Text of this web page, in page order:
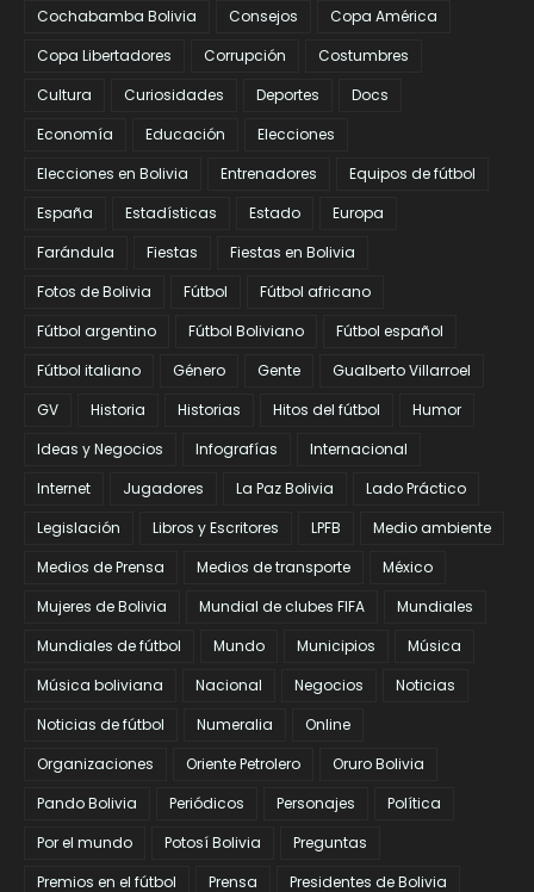
Cochabamba Bolivia
Consejos
Copa América
Copa Libertadores
Corrupción
Costumbres
Cultura
Curiosidades Deportes
Docs
Economía
Educación
Elecciones
Elecciones en Bolivia
Entrenadores
Equipos de fútbol
España
Estadísticas Estado
Europa
Farándula
Fiestas
Fiestas en Bolivia
Fotos de Bolivia
Fútbol
Fútbol africano
Fútbol argentino
Fútbol Boliviano
Fútbol español
Fútbol italiano
Género Gente
Gualberto Villarroel
GV
Historia Historias Hitos del fútbol
Humor
Ideas y Negocios
Infografías
Internacional
Internet
Jugadores La Paz Bolivia
Lado Práctico
Legislación
Libros y Escritores LPFB
Medio ambiente
Medios de Prensa
Medios de transporte
México
Mujeres de Bolivia
Mundial de clubes FIFA
Mundiales
Mundiales de fútbol
Mundo Municipios
Música
Música boliviana
Nacional Negocios
Noticias
Noticias de fútbol
Numeralia
Online
Organizaciones
Oriente Petrolero
Oruro Bolivia
Pando Bolivia
Periódicos Personajes
Política
Por el mundo
Potosí Bolivia
Preguntas
Premios en el fútbol
Prensa Presidentes de Bolivia